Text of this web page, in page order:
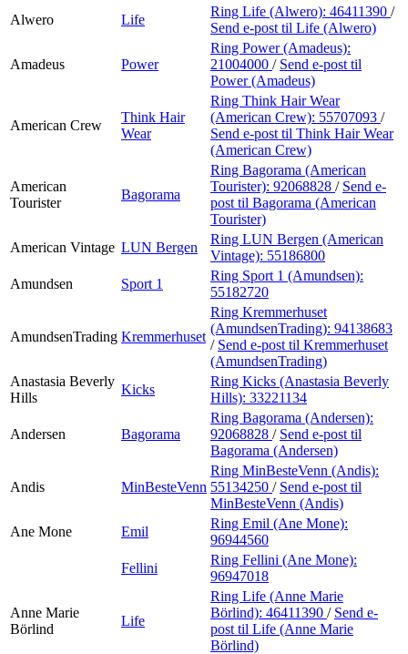
Alwero
Life
Ring Life (Alwero): 46411390 /
Send e-post til Life (Alwero)
Amadeus Power
Ring Power (Amadeus):
21004000 / Send e-post til
Power (Amadeus)
American Crew
Think Hair
Wear
Ring Think Hair Wear
(American Crew): 55707093 /
Send e-post til Think Hair Wear
(American Crew)
American
Tourister
Bagorama
Ring Bagorama (American
Tourister): 92068828 / Send e-
post til Bagorama (American
Tourister)
American Vintage LUN Bergen
Ring LUN Bergen (American
Vintage): 55186800
Amundsen
Sport 1
Ring Sport 1 (Amundsen):
55182720
AmundsenTrading Kremmerhuset
Ring Kremmerhuset
(AmundsenTrading): 94138683
/ Send e-post til Kremmerhuset
(AmundsenTrading)
Anastasia Beverly
Hills
Kicks
Ring Kicks (Anastasia Beverly
Hills): 33221134
Andersen Bagorama
Ring Bagorama (Andersen):
92068828 / Send e-post til
Bagorama (Andersen)
Andis MinBesteVenn
Ring MinBesteVenn (Andis):
55134250 / Send e-post til
MinBesteVenn (Andis)
Ane Mone
Emil
Ring Emil (Ane Mone):
96944560
Fellini
Ring Fellini (Ane Mone):
96947018
Anne Marie
Börlind
Life
Ring Life (Anne Marie
Börlind): 46411390 / Send e-
post til Life (Anne Marie
Börlind)